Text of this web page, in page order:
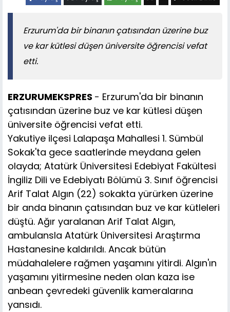
Erzurum'da bir binanın çatısından üzerine buz
ve kar kütlesi düşen üniversite öğrencisi vefat
etti.
ERZURUMEKSPRES - Erzurum'da bir binanın
çatısından üzerine buz ve kar kütlesi düşen
üniversite öğrencisi vefat etti.
Yakutiye ilçesi Lalapaşa Mahallesi 1. Sümbül
Sokak'ta gece saatlerinde meydana gelen
olayda; Atatürk Üniversitesi Edebiyat Fakültesi
İngiliz Dili ve Edebiyatı Bölümü 3. Sınıf öğrencisi
Arif Talat Algın (22) sokakta yürürken üzerine
bir anda binanın çatısından buz ve kar kütleleri
düştü. Ağır yaralanan Arif Talat Algın,
ambulansla Atatürk Üniversitesi Araştırma
Hastanesine kaldırıldı. Ancak bütün
müdahalelere rağmen yaşamını yitirdi. Algın'ın
yaşamını yitirmesine neden olan kaza ise
anbean çevredeki güvenlik kameralarına
yansıdı.